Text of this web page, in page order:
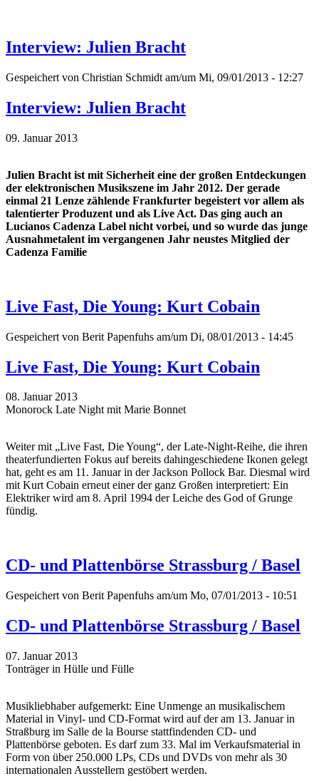
Interview: Julien Bracht
Gespeichert von Christian Schmidt am/um Mi, 09/01/2013 - 12:27
Interview: Julien Bracht
09. Januar 2013
Julien Bracht ist mit Sicherheit eine der großen Entdeckungen
der elektronischen Musikszene im Jahr 2012. Der gerade
einmal 21 Lenze zählende Frankfurter begeistert vor allem als
talentierter Produzent und als Live Act. Das ging auch an
Lucianos Cadenza Label nicht vorbei, und so wurde das junge
Ausnahmetalent im vergangenen Jahr neustes Mitglied der
Cadenza Familie
Live Fast, Die Young: Kurt Cobain
Gespeichert von Berit Papenfuhs am/um Di, 08/01/2013 - 14:45
Live Fast, Die Young: Kurt Cobain
08. Januar 2013
Monorock Late Night mit Marie Bonnet
Weiter mit „Live Fast, Die Young“, der Late-Night-Reihe, die ihren
theaterfundierten Fokus auf bereits dahingeschiedene Ikonen gelegt
hat, geht es am 11. Januar in der Jackson Pollock Bar. Diesmal wird
mit Kurt Cobain erneut einer der ganz Großen interpretiert: Ein
Elektriker wird am 8. April 1994 der Leiche des God of Grunge
fündig.
CD- und Plattenbörse Strassburg / Basel
Gespeichert von Berit Papenfuhs am/um Mo, 07/01/2013 - 10:51
CD- und Plattenbörse Strassburg / Basel
07. Januar 2013
Tonträger in Hülle und Fülle
Musikliebhaber aufgemerkt: Eine Unmenge an musikalischem
Material in Vinyl- und CD-Format wird auf der am 13. Januar in
Straßburg im Salle de la Bourse stattfindenden CD- und
Plattenbörse geboten. Es darf zum 33. Mal im Verkaufsmaterial in
Form von über 250.000 LPs, CDs und DVDs von mehr als 30
internationalen Ausstellern gestöbert werden.